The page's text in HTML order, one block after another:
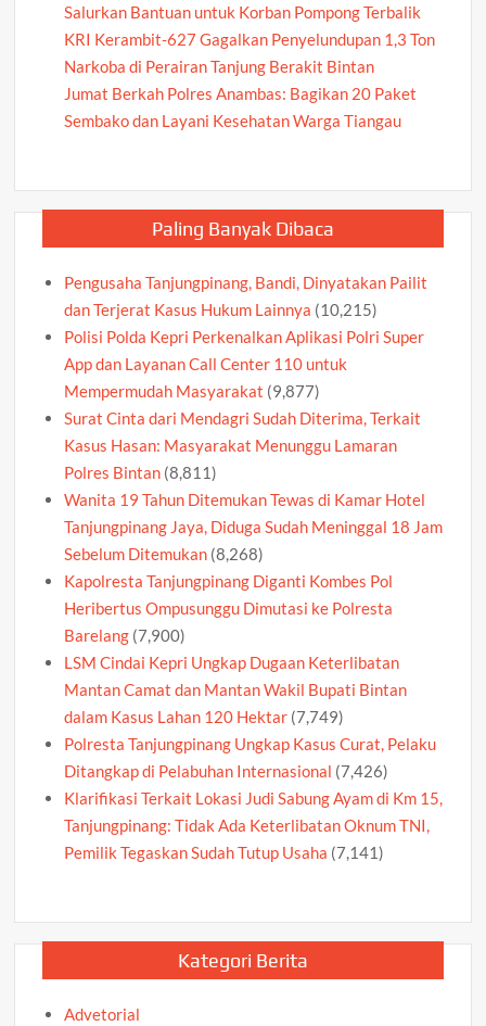
Salurkan Bantuan untuk Korban Pompong Terbalik
KRI Kerambit-627 Gagalkan Penyelundupan 1,3 Ton
Narkoba di Perairan Tanjung Berakit Bintan
Jumat Berkah Polres Anambas: Bagikan 20 Paket
Sembako dan Layani Kesehatan Warga Tiangau
Paling Banyak Dibaca
Pengusaha Tanjungpinang, Bandi, Dinyatakan Pailit
dan Terjerat Kasus Hukum Lainnya (10,215)
Polisi Polda Kepri Perkenalkan Aplikasi Polri Super
App dan Layanan Call Center 110 untuk
Mempermudah Masyarakat (9,877)
Surat Cinta dari Mendagri Sudah Diterima, Terkait
Kasus Hasan: Masyarakat Menunggu Lamaran
Polres Bintan (8,811)
Wanita 19 Tahun Ditemukan Tewas di Kamar Hotel
Tanjungpinang Jaya, Diduga Sudah Meninggal 18 Jam
Sebelum Ditemukan (8,268)
Kapolresta Tanjungpinang Diganti Kombes Pol
Heribertus Ompusunggu Dimutasi ke Polresta
Barelang (7,900)
LSM Cindai Kepri Ungkap Dugaan Keterlibatan
Mantan Camat dan Mantan Wakil Bupati Bintan
dalam Kasus Lahan 120 Hektar (7,749)
Polresta Tanjungpinang Ungkap Kasus Curat, Pelaku
Ditangkap di Pelabuhan Internasional (7,426)
Klarifikasi Terkait Lokasi Judi Sabung Ayam di Km 15,
Tanjungpinang: Tidak Ada Keterlibatan Oknum TNI,
Pemilik Tegaskan Sudah Tutup Usaha (7,141)
Kategori Berita
Advetorial